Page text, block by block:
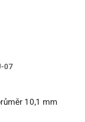
07
10,1 mm